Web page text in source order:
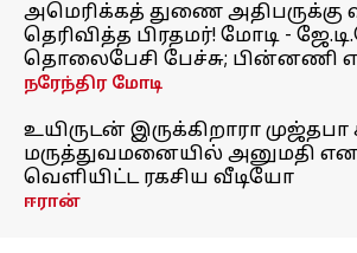
அமெரிக்கத் துணை அதிபருக்கு
தெரிவித்த பிரதமர்! மோடி -
தொலைபேசி பேச்சு; பின்னணி
நரேந்திர மோடி
உயிருடன் இருக்கிறாரா முஜ்தபா
மருத்துவமனையில் அனுமதி
வெளியிட்ட ரகசிய வீடியோ
ஈரான்